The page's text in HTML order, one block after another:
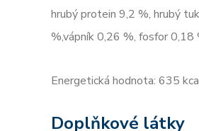
hrubý protein 9,2 %, hrubý
%,vápník 0,26 %, fosfor 0,18
Energetická hodnota: 635
Doplňkové látky